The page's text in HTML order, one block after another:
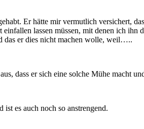
Er hätte mir vermutlich versichert,
lassen müssen, mit denen ich ihn
das er dies nicht machen wolle, weil…..
dass er sich eine solche Mühe macht
es auch noch so anstrengend.